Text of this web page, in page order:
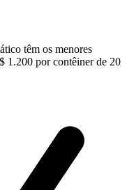
têm os menores
1.200 por contêiner de 20